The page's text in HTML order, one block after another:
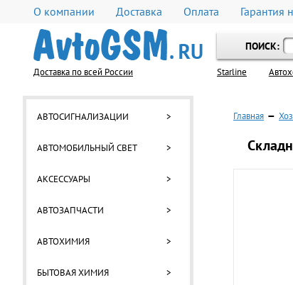
О компании Доставка Оплата Гарантия
Доставка по всей России
ПОИСК:
Starline
АВТОСИГНАЛИЗАЦИИ >
АВТОМОБИЛЬНЫЙ СВЕТ >
АКСЕССУАРЫ >
АВТОЗАПЧАСТИ >
АВТОХИМИЯ >
БЫТОВАЯ ХИМИЯ >
Главная —